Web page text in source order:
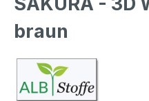
braun